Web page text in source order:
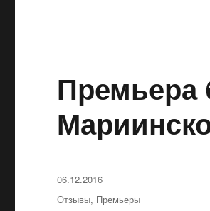
Премьера
Опубликовано
06.12.2016
Рубрики
Отзывы, Премьеры